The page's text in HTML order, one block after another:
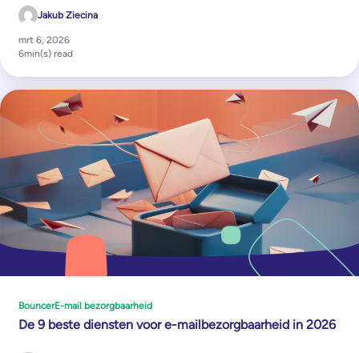
Jakub Ziecina
mrt 6, 2026
6min(s) read
BouncerE-mail bezorgbaarheid
De 9 beste diensten voor e-mailbezorgbaarheid in 2026